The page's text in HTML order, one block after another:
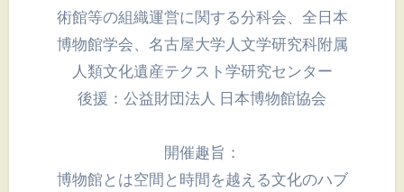
術館等の組織運営に関する分科会、全日本
博物館学会、名古屋大学人文学研究科附属
人類文化遺産テクスト学研究センター
後援：公益財団法人 日本博物館協会
開催趣旨：
博物館とは空間と時間を越える文化のハブ